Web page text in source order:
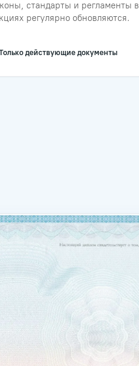
стандарты и регламенты в
регулярно обновляются.
действующие документы